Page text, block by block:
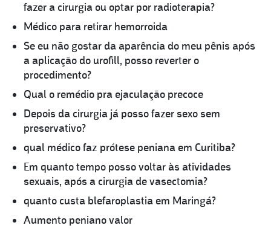
fazer a cirurgia ou optar por radioterapia?
Médico para retirar hemorroida
Se eu não gostar da aparência do meu pênis após
a aplicação do urofill, posso reverter o
procedimento?
Qual o remédio pra ejaculação precoce
Depois da cirurgia já posso fazer sexo sem
preservativo?
qual médico faz prótese peniana em Curitiba?
Em quanto tempo posso voltar às atividades
sexuais, após a cirurgia de vasectomia?
quanto custa blefaroplastia em Maringá?
Aumento peniano valor